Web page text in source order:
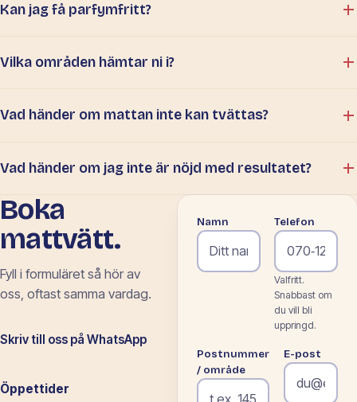
Kan jag få parfymfritt?
Vilka områden hämtar ni i?
Vad händer om mattan inte kan tvättas?
Vad händer om jag inte är nöjd med resultatet?
Boka
mattvätt.
Fyll i formuläret så hör av
oss, oftast samma vardag.
Skriv till oss på WhatsApp
Öppettider
Namn Telefon
Valfritt.
Snabbast om
du vill bli
uppringd.
Postnummer
/ område
E-post